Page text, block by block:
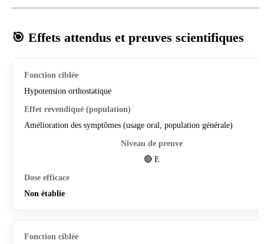
🎯 Effets attendus et preuves scientifiques
Hypotension orthostatique
Amélioration des symptômes (usage oral, population générale)
🔴 E
Non établie